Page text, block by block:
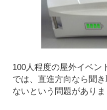
100人程度の屋外イベン
では、直進方向なら聞
ないという問題があり